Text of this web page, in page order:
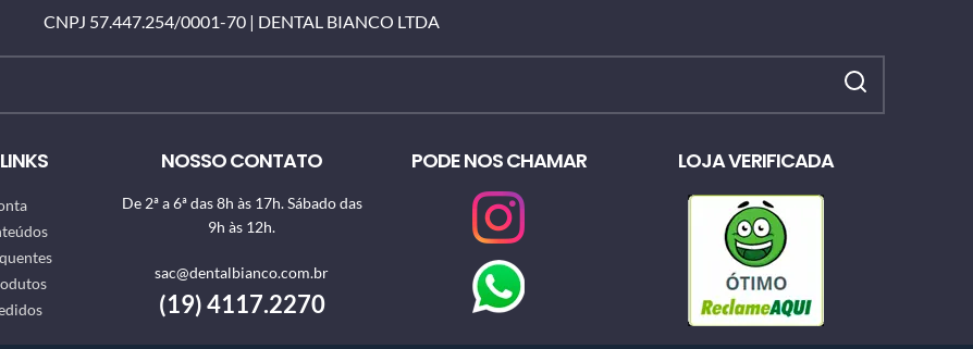
CNPJ 57.447.254/0001-70 | DENTAL BIANCO LTDA
NOSSO CONTATO
De 2ª a 6ª das 8h às 17h. Sábado das
9h às 12h.
sac@dentalbianco.com.br
(19) 4117.2270
PODE NOS CHAMAR LOJA VERIFICADA